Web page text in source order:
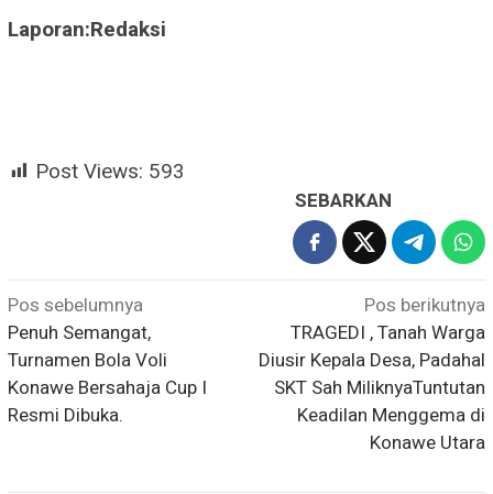
Laporan:Redaksi
Post Views: 593
SEBARKAN
Navigasi
pos
Pos sebelumnya
Penuh Semangat,
Turnamen Bola Voli
Konawe Bersahaja Cup I
Resmi Dibuka.
Pos berikutnya
TRAGEDI , Tanah Warga
Diusir Kepala Desa, Padahal
SKT Sah MiliknyaTuntutan
Keadilan Menggema di
Konawe Utara